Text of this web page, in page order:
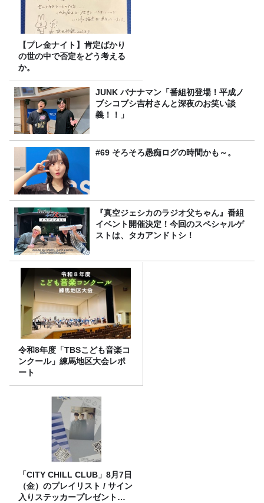
【プレ金ナイト】肯定ばかり
の世の中で否定をどう考える
か。
JUNK バナナマン「番組初登場！平成ノ
ブシコブシ吉村さんと深夜のお笑い談
義！！」
#69 そろそろ愚痴ログの時間かも～。
『真空ジェシカのラジオ父ちゃん』番組
イベント開催決定！今回のスペシャルゲ
ストは、タカアンドトシ！
令和8年度「TBSこども音楽コ
ンクール」練馬地区大会レポ
ート
「CITY CHILL CLUB」8月7日
（金）のプレイリスト / サイン
入りステッカープレゼント有